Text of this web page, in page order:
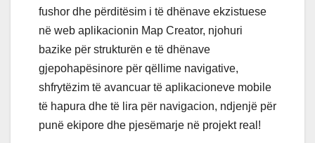
fushor dhe përditësim i të dhënave ekzistuese
në web aplikacionin Map Creator, njohuri
bazike për strukturën e të dhënave
gjepohapësinore për qëllime navigative,
shfrytëzim të avancuar të aplikacioneve mobile
të hapura dhe të lira për navigacion, ndjenjë për
punë ekipore dhe pjesëmarje në projekt real!